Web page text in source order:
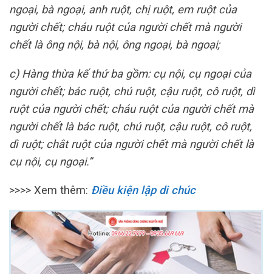
ngoại, bà ngoại, anh ruột, chị ruột, em ruột của
người chết; cháu ruột của người chết mà người
chết là ông nội, bà nội, ông ngoại, bà ngoại;
c) Hàng thừa kế thứ ba gồm: cụ nội, cụ ngoại của
người chết; bác ruột, chú ruột, cậu ruột, cô ruột, dì
ruột của người chết; cháu ruột của người chết mà
người chết là bác ruột, chú ruột, cậu ruột, cô ruột,
dì ruột; chắt ruột của người chết mà người chết là
cụ nội, cụ ngoại.”
>>>> Xem thêm: Điều kiện lập di chúc